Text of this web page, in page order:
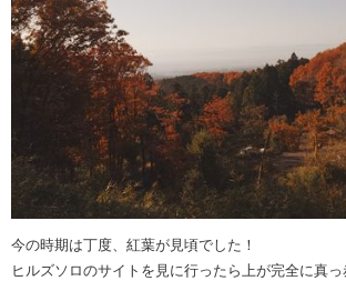
今の時期は丁度、紅葉が見頃でした！
ヒルズソロのサイトを見に行ったら上が完全に真